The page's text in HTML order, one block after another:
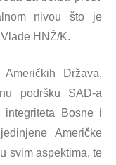
nivou što je
HNŽ/K.
Država,
podršku SAD-a
integriteta Bosne i
Američke
svim aspektima, te